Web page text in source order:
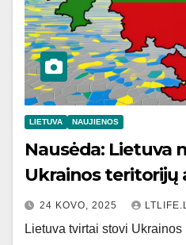
LIETUVA NAUJIENOS
Nausėda: Lietuva
Ukrainos teritorijų
24 KOVO, 2025
Lietuva tvirtai stovi